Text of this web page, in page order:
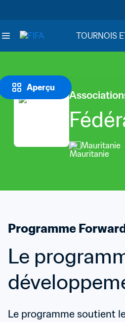
TOURNOIS
Aperçu
Mauritanie
Programme
Le
Le programme soutient